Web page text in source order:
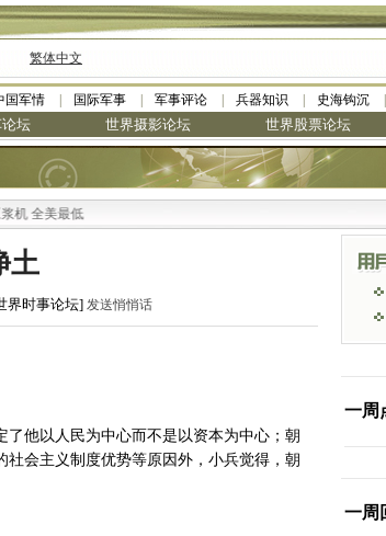
繁体中文
国军情 国际军事 军事评论 兵器知识 史海钩沉
坛 世界摄影论坛 世界股票论坛
低
土
界时事论坛] 发送悄悄话
他以人民为中心而不是以资本为中心；朝
会主义制度优势等原因外，小兵觉得，朝
一周
一周